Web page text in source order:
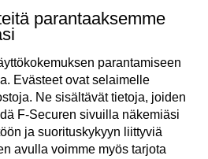
uutiskirje
parantaaksemme
parantamiseen
Evästeet ovat selaimelle
Ne sisältävät tietoja, joiden
F‑Securen sivuilla näkemiäsi
ja suoritus­kykyyn liittyviä
avulla voimme myös tarjota